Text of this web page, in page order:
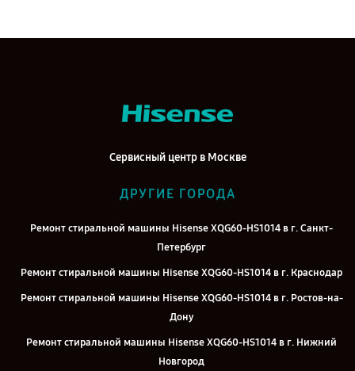
Сервисный центр в Москве
ДРУГИЕ ГОРОДА
Ремонт стиральной машины Hisense XQG60-HS1014 в г. Санкт-
Петербург
Ремонт стиральной машины Hisense XQG60-HS1014 в г. Краснодар
Ремонт стиральной машины Hisense XQG60-HS1014 в г. Ростов-на-
Дону
Ремонт стиральной машины Hisense XQG60-HS1014 в г. Нижний
Новгород